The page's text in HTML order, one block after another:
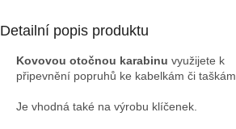
Detailní popis produktu
Kovovou otočnou karabinu využijete k
připevnění popruhů ke kabelkám či taškám.
Je vhodná také na výrobu klíčenek.